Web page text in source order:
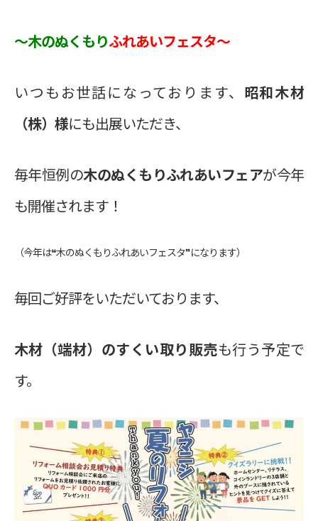
～木のぬくもりふれあいフェスタ～
いつもお世話になっております、 昭和木材
（株）様にも出展いただき、
毎年恒例の木のぬくもりふれあいフェアが今年
も開催されます！
（今年は❝木のぬくもりふれあいフェスタ❞になります）
毎回ご好評をいただいております、
木材（端材）のすくい取り販売も行う予定で
す。